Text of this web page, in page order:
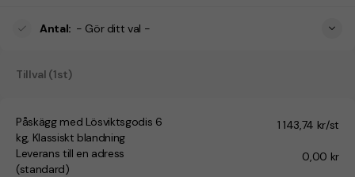
Antal: - Gör ditt val -
Tillval (1st)
Påskägg med Lösviktsgodis 6
kg, Klassiskt blandning
1 143,74 kr/st
Leverans till en adress
(standard)
0,00 kr